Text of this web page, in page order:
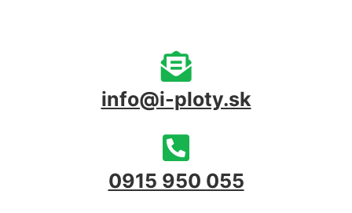
info@i-ploty.sk
0915 950 055